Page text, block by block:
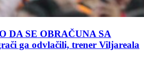
DA SE OBRAČUNA SA
ga odvlačili, trener Viljareala